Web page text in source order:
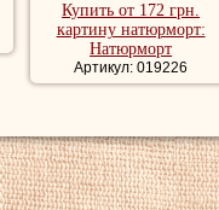
Купить от 172 грн.
картину натюрморт:
Натюрморт
Артикул: 019226